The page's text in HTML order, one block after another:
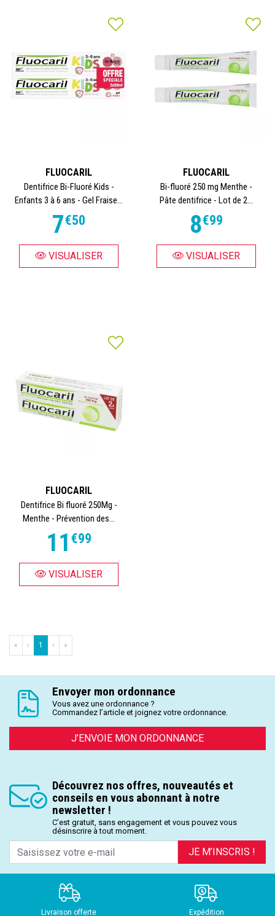
FLUOCARIL
Dentifrice Bi-Fluoré Kids -
Enfants 3 à 6 ans - Gel Fraise...
7€50
VISUALISER
FLUOCARIL
Bi-fluoré 250 mg Menthe -
Pâte dentifrice - Lot de 2...
8€99
VISUALISER
FLUOCARIL
Dentifrice Bi fluoré 250Mg -
Menthe - Prévention des...
11 €99
VISUALISER
« ‹ 1 › »
Envoyer mon ordonnance
Vous avez une ordonnance ?
Commandez l’article et joignez votre ordonnance.
J’ENVOIE MON ORDONNANCE
Découvrez nos offres, nouveautés et
conseils en vous abonnant à notre
newsletter !
C’est gratuit, sans engagement et vous pouvez vous
désinscrire à tout moment.
JE M’INSCRIS !
Livraison offerte Expédition